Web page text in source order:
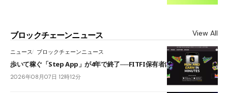
ブロックチェーンニュース View All
ニュース ブロックチェーンニュース
歩いて稼ぐ「Step App」が4年で終了──FITFI保有者に対応呼びかけ
2026年08月07日 12時12分